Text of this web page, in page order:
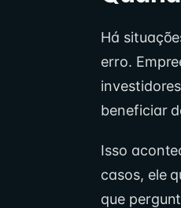
Há
erro.
beneficiar
Isso
casos, ele
que